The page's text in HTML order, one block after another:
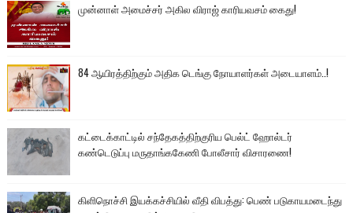
முன்னாள் அமைச்சர் அகில விராஜ் காரியவசம் கைது!
84 ஆயிரத்திற்கும் அதிக டெங்கு நோயாளர்கள் அடையாளம்..!
கட்டைக்காட்டில் சந்தேகத்திற்குரிய பெல்ட் ஹோல்டர்
கண்டெடுப்பு மருதாங்ககேணி போலீசார் விசாரணை!
கிளிநொச்சி இயக்கச்சியில் வீதி விபத்து: பெண் படுகாயமடைந்து